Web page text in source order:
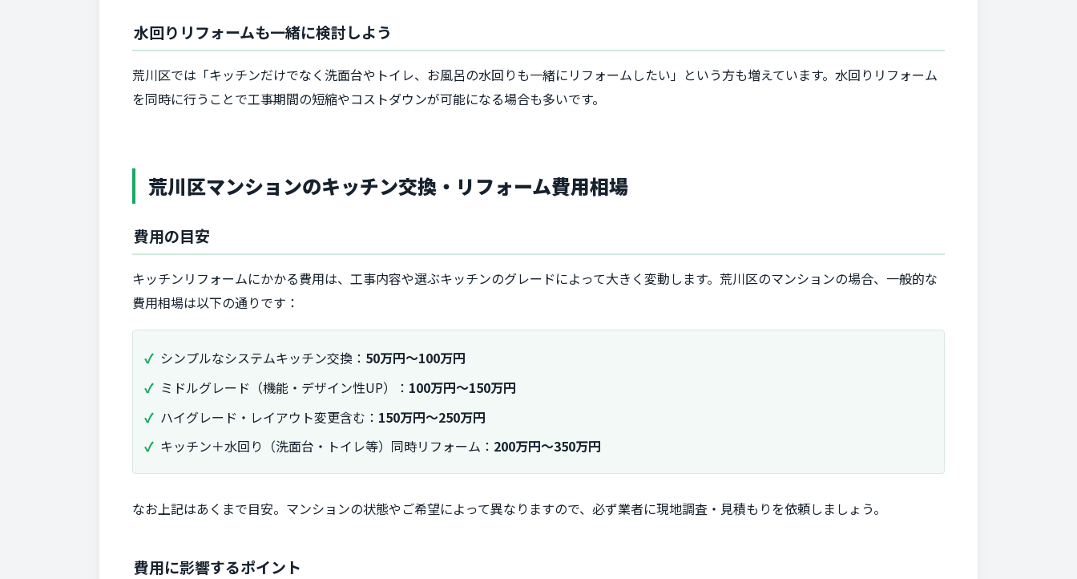
水回りリフォームも一緒に検討しよう
荒川区では「キッチンだけでなく洗面台やトイレ、お風呂の水回りも一緒にリフォームしたい」という方も増えています。水回りリフォーム
を同時に行うことで工事期間の短縮やコストダウンが可能になる場合も多いです。
荒川区マンションのキッチン交換・リフォーム費用相場
費用の目安
キッチンリフォームにかかる費用は、工事内容や選ぶキッチンのグレードによって大きく変動します。荒川区のマンションの場合、一般的な
費用相場は以下の通りです：
シンプルなシステムキッチン交換： 50万円〜100万円
ミドルグレード（機能・デザイン性UP）： 100万円〜150万円
ハイグレード・レイアウト変更含む： 150万円〜250万円
キッチン＋水回り（洗面台・トイレ等）同時リフォーム： 200万円〜350万円
なお上記はあくまで目安。マンションの状態やご希望によって異なりますので、必ず業者に現地調査・見積もりを依頼しましょう。
費用に影響するポイント